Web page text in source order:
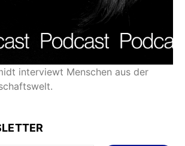
interviewt Menschen aus der